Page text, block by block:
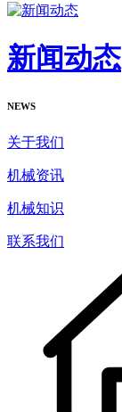
新闻动态
NEWS
关于我们
机械资讯
机械知识
联系我们